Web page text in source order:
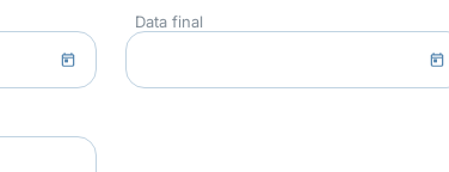
Data final